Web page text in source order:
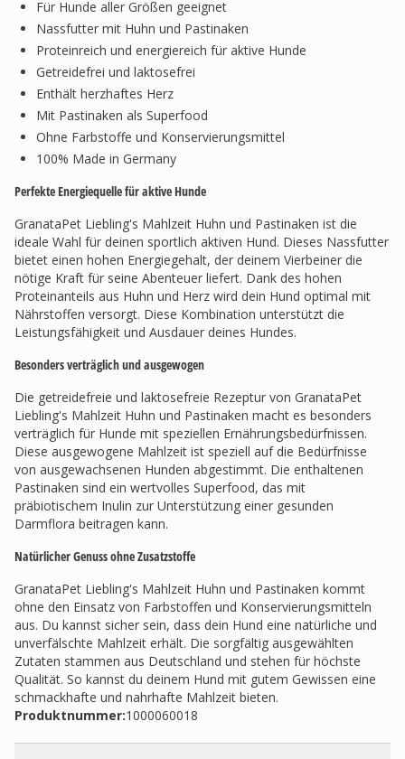
Für Hunde aller Größen geeignet
Nassfutter mit Huhn und Pastinaken
Proteinreich und energiereich für aktive Hunde
Getreidefrei und laktosefrei
Enthält herzhaftes Herz
Mit Pastinaken als Superfood
Ohne Farbstoffe und Konservierungsmittel
100% Made in Germany
Perfekte Energiequelle für aktive Hunde
GranataPet Liebling's Mahlzeit Huhn und Pastinaken ist die
ideale Wahl für deinen sportlich aktiven Hund. Dieses Nassfutter
bietet einen hohen Energiegehalt, der deinem Vierbeiner die
nötige Kraft für seine Abenteuer liefert. Dank des hohen
Proteinanteils aus Huhn und Herz wird dein Hund optimal mit
Nährstoffen versorgt. Diese Kombination unterstützt die
Leistungsfähigkeit und Ausdauer deines Hundes.
Besonders verträglich und ausgewogen
Die getreidefreie und laktosefreie Rezeptur von GranataPet
Liebling's Mahlzeit Huhn und Pastinaken macht es besonders
verträglich für Hunde mit speziellen Ernährungsbedürfnissen.
Diese ausgewogene Mahlzeit ist speziell auf die Bedürfnisse
von ausgewachsenen Hunden abgestimmt. Die enthaltenen
Pastinaken sind ein wertvolles Superfood, das mit
präbiotischem Inulin zur Unterstützung einer gesunden
Darmflora beitragen kann.
Natürlicher Genuss ohne Zusatzstoffe
GranataPet Liebling's Mahlzeit Huhn und Pastinaken kommt
ohne den Einsatz von Farbstoffen und Konservierungsmitteln
aus. Du kannst sicher sein, dass dein Hund eine natürliche und
unverfälschte Mahlzeit erhält. Die sorgfältig ausgewählten
Zutaten stammen aus Deutschland und stehen für höchste
Qualität. So kannst du deinem Hund mit gutem Gewissen eine
schmackhafte und nahrhafte Mahlzeit bieten.
Produktnummer:1000060018